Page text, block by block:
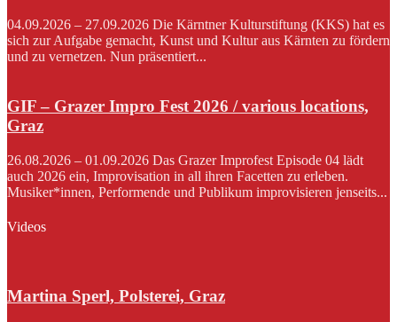
04.09.2026 – 27.09.2026 Die Kärntner Kulturstiftung (KKS) hat es
sich zur Aufgabe gemacht, Kunst und Kultur aus Kärnten zu fördern
und zu vernetzen. Nun präsentiert...
GIF – Grazer Impro Fest 2026 / various locations,
Graz
26.08.2026 – 01.09.2026 Das Grazer Improfest Episode 04 lädt
auch 2026 ein, Improvisation in all ihren Facetten zu erleben.
Musiker*innen, Performende und Publikum improvisieren jenseits...
Videos
Martina Sperl, Polsterei, Graz